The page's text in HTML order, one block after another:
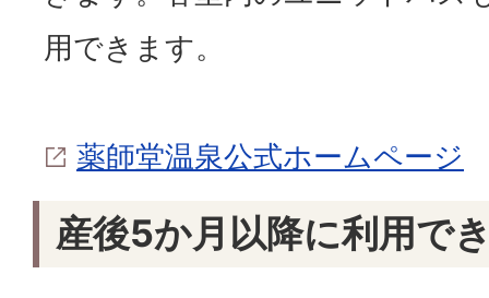
用できます。
薬師堂温泉公式ホームページ
産後5か月以降に利用で